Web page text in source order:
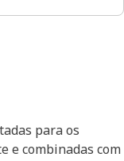
para os
e combinadas com